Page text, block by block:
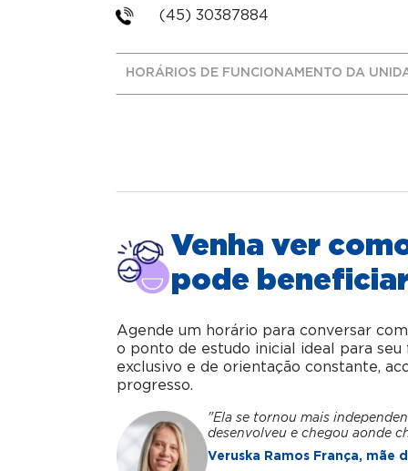
(45) 30387884
HORÁRIOS DE FUNCIONAMENTO DA
Venha ver
pode
Agende um horário para conversar
o ponto de estudo inicial ideal para
exclusivo e de orientação constante,
progresso.
"Ela se tornou mais
desenvolveu e chegou aonde
Veruska Ramos França, mãe